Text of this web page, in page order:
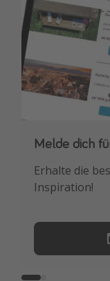
Melde dich
Erhalte die
Inspiration!
Downloade
Buche die
Erstes.